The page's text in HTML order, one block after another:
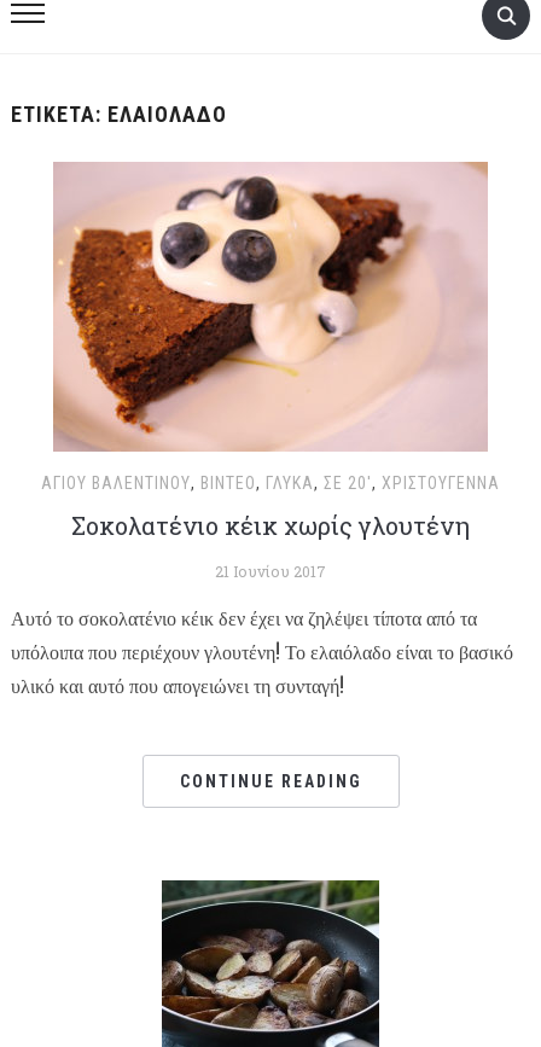
ΕΤΙΚΈΤΑ: ΕΛΑΙΌΛΑΔΟ
ΑΓΊΟΥ ΒΑΛΕΝΤΊΝΟΥ, ΒΊΝΤΕΟ, ΓΛΥΚΆ, ΣΕ 20', ΧΡΙΣΤΟΥΓΕΝΝΑ
Σοκολατένιο κέικ χωρίς γλουτένη
21 Ιουνίου 2017
Αυτό το σοκολατένιο κέικ δεν έχει να ζηλέψει τίποτα από τα
υπόλοιπα που περιέχουν γλουτένη! Το ελαιόλαδο είναι το βασικό
υλικό και αυτό που απογειώνει τη συνταγή!
CONTINUE READING